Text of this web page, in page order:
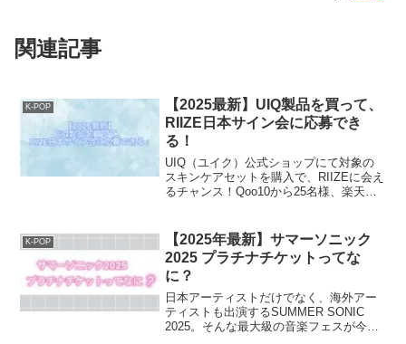
関連記事
K-POP
【2025最新】UIQ製品を買って、
RIIZE日本サイン会に応募でき
る！
UIQ（ユイク）公式ショップにて対象の
スキンケアセットを購入で、RIIZEに会え
るチャンス！Qoo10から25名様、楽天か
ダークスポットセラム30ml・ビタC黒ク
マ...
K-POP
【2025年最新】サマーソニック
2025 プラチナチケットってな
に？
日本アーティストだけでなく、海外アー
ティストも出演するSUMMER SONIC
2025。そんな最大級の音楽フェスが今年